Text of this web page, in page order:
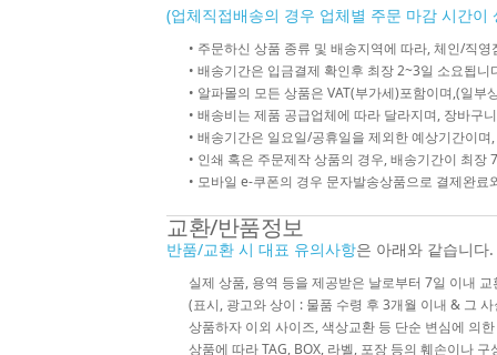
(업체직접배송의 경우 업체별 주문 마감 시간이
• 주문하신 상품 종류 및 배송지역에 따라, 체인/직
• 배송기간은 입금결제 확인후 최장 2~3일 소요됩
• 알파몰의 모든 상품은 VAT(부가세)포함이며,(일
• 배송비는 제품 공급업체에 따라 달라지며, 장바구
• 배송기간은 일요일/공휴일을 제외한 예상기간이
• 인쇄 혹은 주문제작 상품의 경우, 배송기간이 최장
• 모바일 e-쿠폰의 경우 문자발송상품으로 결제완
교환/반품정보
반품/교환 시 대표 유의사항은 아래와 같습니다.
실제 상품, 용역 등을 제공받은 날로부터 7일 이내
(표시, 광고와 상이 : 물품 수령 후 3개월 이내 & 그
상품하자 이외 사이즈, 색상교환 등 단순 변심에 의
상품에 따라 TAG, BOX, 라벨, 포장 등의 훼손이나